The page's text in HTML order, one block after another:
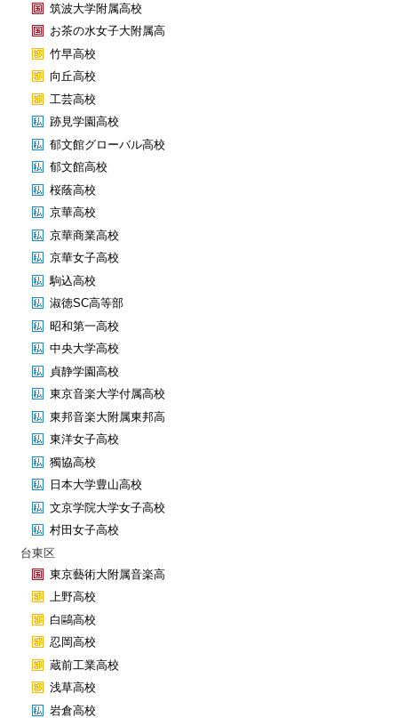
筑波大学附属高校
お茶の水女子大附属高
竹早高校
向丘高校
工芸高校
跡見学園高校
郁文館グローバル高校
郁文館高校
桜蔭高校
京華高校
京華商業高校
京華女子高校
駒込高校
淑徳SC高等部
昭和第一高校
中央大学高校
貞静学園高校
東京音楽大学付属高校
東邦音楽大附属東邦高
東洋女子高校
獨協高校
日本大学豊山高校
文京学院大学女子高校
村田女子高校
台東区
東京藝術大附属音楽高
上野高校
白鷗高校
忍岡高校
蔵前工業高校
浅草高校
岩倉高校